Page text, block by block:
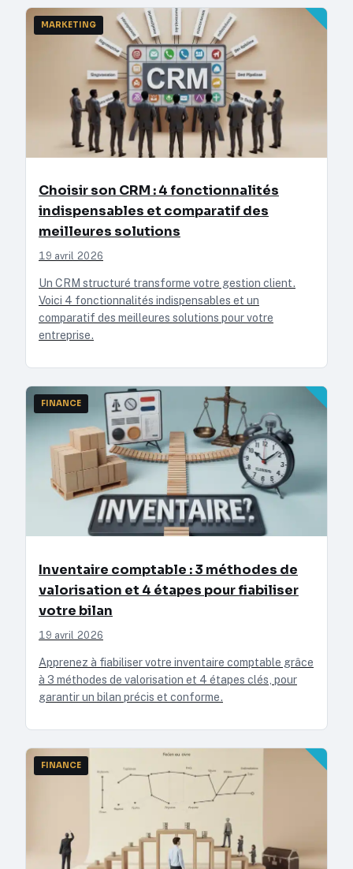
MARKETING
Choisir son CRM : 4 fonctionnalités
indispensables et comparatif des
meilleures solutions
19 avril 2026
Un CRM structuré transforme votre gestion client.
Voici 4 fonctionnalités indispensables et un
comparatif des meilleures solutions pour votre
entreprise.
FINANCE
Inventaire comptable : 3 méthodes de
valorisation et 4 étapes pour fiabiliser
votre bilan
19 avril 2026
Apprenez à fiabiliser votre inventaire comptable grâce
à 3 méthodes de valorisation et 4 étapes clés, pour
garantir un bilan précis et conforme.
FINANCE